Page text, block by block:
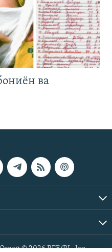
ва
© 2026 RFE/RL. Inc.